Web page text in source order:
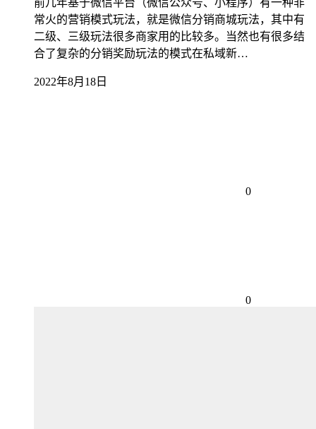
前几年基于微信平台（微信公众号、小程序）有一种非
常火的营销模式玩法，就是微信分销商城玩法，其中有
二级、三级玩法很多商家用的比较多。当然也有很多结
合了复杂的分销奖励玩法的模式在私域新…
2022年8月18日
0
0